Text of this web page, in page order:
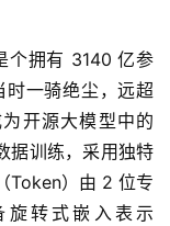
个拥有 3140 亿参
一骑绝尘，远超
开源大模型中的
据训练，采用独特
Token）由 2 位专
转式嵌入表示